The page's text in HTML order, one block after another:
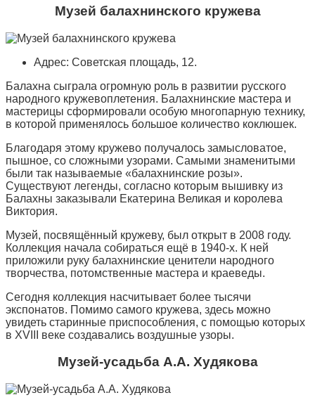
Музей балахнинского кружева
Адрес: Советская площадь, 12.
Балахна сыграла огромную роль в развитии русского
народного кружевоплетения. Балахнинские мастера и
мастерицы сформировали особую многопарную технику,
в которой применялось большое количество коклюшек.
Благодаря этому кружево получалось замысловатое,
пышное, со сложными узорами. Самыми знаменитыми
были так называемые «балахнинские розы».
Существуют легенды, согласно которым вышивку из
Балахны заказывали Екатерина Великая и королева
Виктория.
Музей, посвящённый кружеву, был открыт в 2008 году.
Коллекция начала собираться ещё в 1940-х. К ней
приложили руку балахнинские ценители народного
творчества, потомственные мастера и краеведы.
Сегодня коллекция насчитывает более тысячи
экспонатов. Помимо самого кружева, здесь можно
увидеть старинные приспособления, с помощью которых
в XVIII веке создавались воздушные узоры.
Музей-усадьба А.А. Худякова